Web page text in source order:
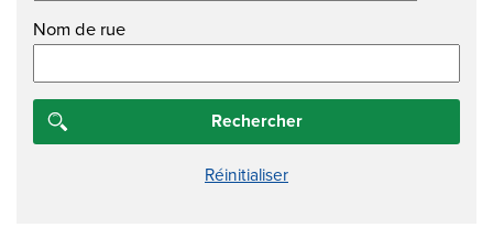
Nom de rue